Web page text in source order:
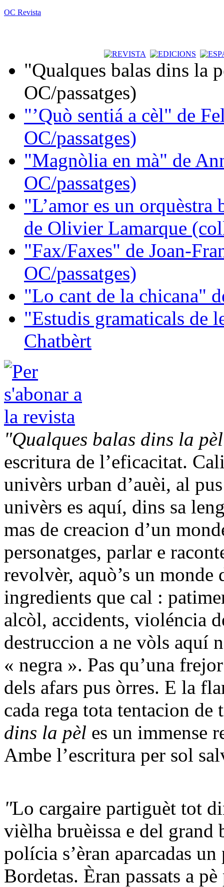
OC Revista
"Qualques balas dins la
OC/passatges)
"’Quò sentiá a cèl" de
OC/passatges)
"Magnòlia en mà" de
OC/passatges)
"L’amor es un orquèstra
de Olivier Lamarque
"Fax/Faxes" de Joan-
OC/passatges)
"Lo cant de la chicana"
"Estudis gramaticals de
Chatbèrt
"Qualques balas dins la pèl
escritura de l’eficacitat.
univèrs urban d’auèi, al
univèrs es aquí, dins sa
mas de creacion d’un
personatges, parlar e
revolvèr, aquò’s un monde
ingredients que cal :
alcòl, accidents, violéncia
destruccion a ne vòls aquí
« negra ». Pas qu’una
dels afars pus òrres. E la
cada rega tota tentacion de
dins la pèl es un immense
Ambe l’escritura per sol
"Lo cargaire partiguèt tot
vièlha bruèissa e del grand
polícia s’èran aparcadas
Bordetas. Èran passats a